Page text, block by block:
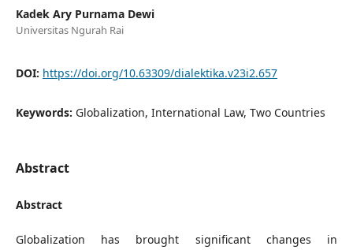
Kadek Ary Purnama Dewi
Universitas Ngurah Rai
DOI: https://doi.org/10.63309/dialektika.v23i2.657
Keywords: Globalization, International Law, Two Countries
Abstract
Abstract
Globalization has brought significant changes in